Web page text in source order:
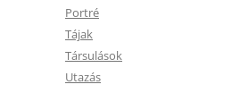
Portré
Tájak
Társulások
Utazás